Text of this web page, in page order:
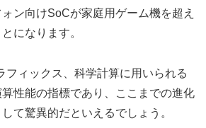
ン向けSoCが家庭用ゲーム機を超え
になります。
フィックス、科学計算に用いられる
性能の指標であり、ここまでの進化
て驚異的だといえるでしょう。